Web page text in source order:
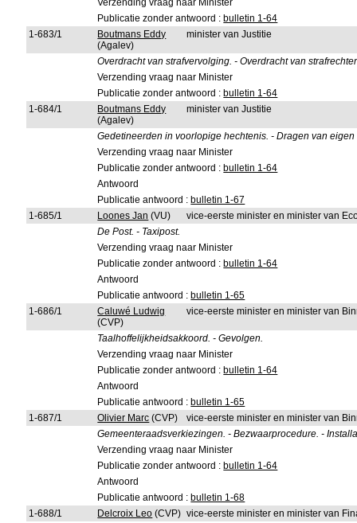
Verzending vraag naar Minister
Publicatie zonder antwoord : bulletin 1-64
1-683/1
Boutmans Eddy
(Agalev)
minister van Justitie
Overdracht van strafvervolging. - Overdracht van
Verzending vraag naar Minister
Publicatie zonder antwoord : bulletin 1-64
1-684/1
Boutmans Eddy
(Agalev)
minister van Justitie
Gedetineerden in voorlopige hechtenis. - Dragen van eigen
Verzending vraag naar Minister
Publicatie zonder antwoord : bulletin 1-64
Antwoord
Publicatie antwoord : bulletin 1-67
1-685/1
Loones Jan (VU)
vice-eerste minister en minister van
De Post. - Taxipost.
Verzending vraag naar Minister
Publicatie zonder antwoord : bulletin 1-64
Antwoord
Publicatie antwoord : bulletin 1-65
1-686/1
Caluwé Ludwig
(CVP)
vice-eerste minister en minister van
Taalhoffelijkheidsakkoord. - Gevolgen.
Verzending vraag naar Minister
Publicatie zonder antwoord : bulletin 1-64
Antwoord
Publicatie antwoord : bulletin 1-65
1-687/1
Olivier Marc (CVP)
vice-eerste minister en minister van
Gemeenteraadsverkiezingen. - Bezwaarprocedure. -
Verzending vraag naar Minister
Publicatie zonder antwoord : bulletin 1-64
Antwoord
Publicatie antwoord : bulletin 1-68
1-688/1
Delcroix Leo (CVP) vice-eerste minister en minister van